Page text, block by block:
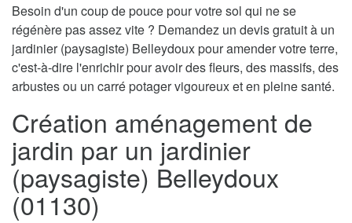
Besoin d'un coup de pouce pour votre sol qui ne se
régénère pas assez vite ? Demandez un devis gratuit à un
jardinier (paysagiste) Belleydoux pour amender votre terre,
c'est-à-dire l'enrichir pour avoir des fleurs, des massifs, des
arbustes ou un carré potager vigoureux et en pleine santé.
Création aménagement de
jardin par un jardinier
(paysagiste) Belleydoux
(01130)